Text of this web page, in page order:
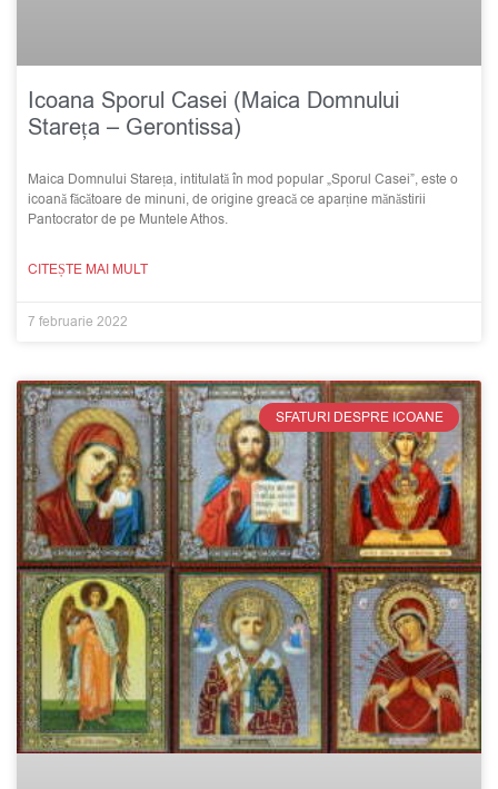
Icoana Sporul Casei (Maica Domnului
Stareța – Gerontissa)
Maica Domnului Stareța, intitulată în mod popular „Sporul Casei”, este o
icoană făcătoare de minuni, de origine greacă ce aparține mănăstirii
Pantocrator de pe Muntele Athos.
CITEȘTE MAI MULT
7 februarie 2022
SFATURI DESPRE ICOANE